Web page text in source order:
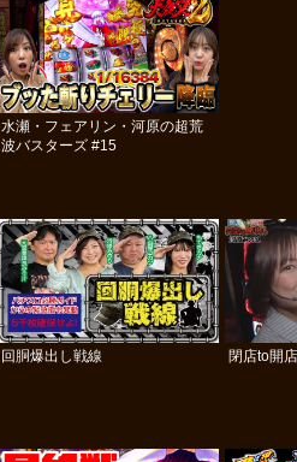
水瀬・フェアリン・河原の超荒
波バスターズ #15
回胴爆出し戦線 閉店to開